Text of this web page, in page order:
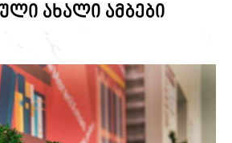
ახალი ამბები